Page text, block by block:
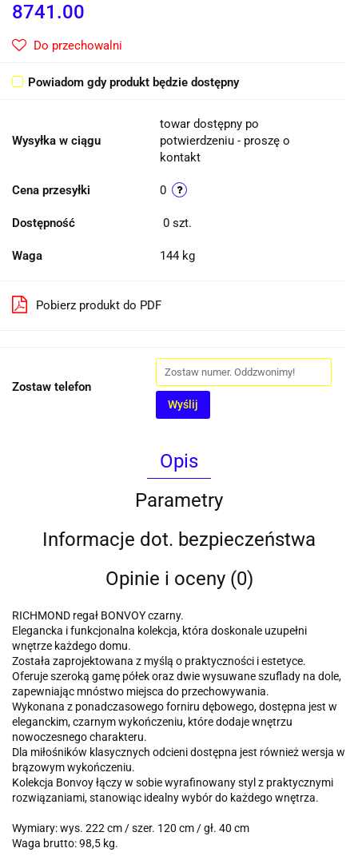
8741.00
Do przechowalni
Powiadom gdy produkt będzie dostępny
Wysyłka w ciągu
towar dostępny po
potwierdzeniu - proszę o
kontakt
Cena przesyłki 0
Dostępność 0 szt.
Waga 144 kg
Pobierz produkt do PDF
Zostaw telefon
Wyślij
Opis
Parametry
Informacje dot. bezpieczeństwa
Opinie i oceny (0)
RICHMOND regał BONVOY czarny.
Elegancka i funkcjonalna kolekcja, która doskonale uzupełni
wnętrze każdego domu.
Została zaprojektowana z myślą o praktyczności i estetyce.
Oferuje szeroką gamę półek oraz dwie wysuwane szuflady na dole,
zapewniając mnóstwo miejsca do przechowywania.
Wykonana z ponadczasowego forniru dębowego, dostępna jest w
eleganckim, czarnym wykończeniu, które dodaje wnętrzu
nowoczesnego charakteru.
Dla miłośników klasycznych odcieni dostępna jest również wersja w
brązowym wykończeniu.
Kolekcja Bonvoy łączy w sobie wyrafinowany styl z praktycznymi
rozwiązaniami, stanowiąc idealny wybór do każdego wnętrza.
Wymiary: wys. 222 cm / szer. 120 cm / gł. 40 cm
Waga brutto: 98,5 kg.